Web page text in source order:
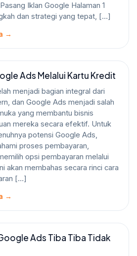
Iklan Google Halaman 1
dan strategi yang tepat, […]
→
Ads Melalui Kartu Kredit
menjadi bagian integral dari
dan Google Ads menjadi salah
yang membantu bisnis
mereka secara efektif. Untuk
potensi Google Ads,
proses pembayaran,
opsi pembayaran melalui
akan membahas secara rinci cara
[…]
→
Ads Tiba Tiba Tidak